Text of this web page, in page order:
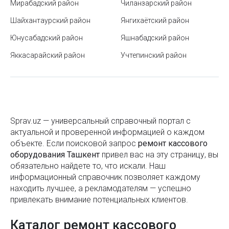
Бенто-торт: что это такое и как его приготовить
Что взять с собой поездку: составляем список
Какие бывают виды мёда и чем они отличаются
Рамадан 2025: даты, традиции, значение и правила
поста
Как выбрать кроссовки
Как подготовить дом к дезинфекции от
Мирабадский район Чиланзарский район
Шайхантаурский район
Юнусабадский район
Яккасарайский район
Янгихаётский район
Яшнабадский район
Учтепинский район
Sprav.uz — универсальный справочный портал с
актуальной и проверенной информацией о каждом
объекте. Если поисковой запроc ремонт кассового
оборудования Ташкент привел вас на эту страницу, вы
обязательно найдете то, что искали. Наш
информационный справочник позволяет каждому
находить лучшее, а рекламодателям — успешно
привлекать внимание потенциальных клиентов.
Каталог ремонт кассового